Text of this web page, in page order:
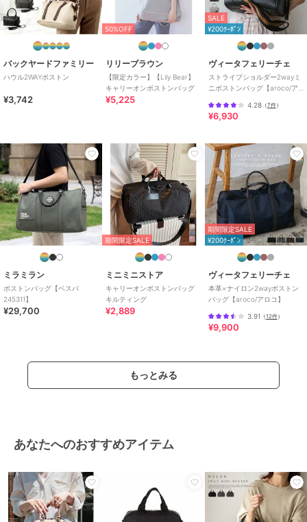
バックヤードファミリー
ハウル2WAYボストン
¥3,742
50%OFF
リリーブラウン
【限定カラー】【Lily Bear】
キャリーオンボストンバッグ
¥5,225
SALE
¥200ｸｰﾎﾟﾝ
ヴィータフェリーチェ
ストライプショルダー2wayミ
ニボストンバッグ【aroco/ア
4.28（7件）
¥6,930
ミラミラン
ボストンバッグ【ベスパ
245311】
¥29,700
期間限定SALE
ミニミニストア
キャリーオンボストンバッグ
キルティング
¥2,889
期間限定SALE
¥200ｸｰﾎﾟﾝ
ヴィータフェリーチェ
本革×ナイロン2wayボストン
バッグ【aroco/アロコ】
3.91 （12件）
¥9,900
もっとみる
あなたへのおすすめアイテム